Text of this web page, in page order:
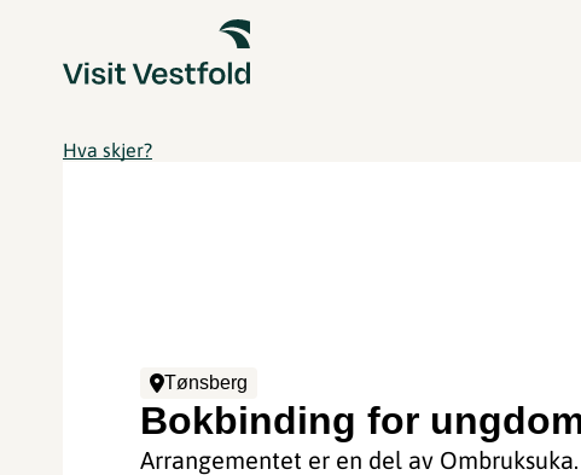
Hva skjer?
Tønsberg
Bokbinding for
Arrangementet er en del av Ombruksuka.